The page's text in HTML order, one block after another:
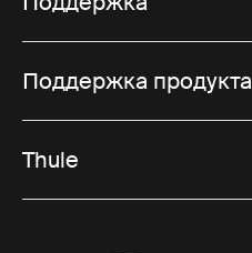
Поддержка продукта
Thule